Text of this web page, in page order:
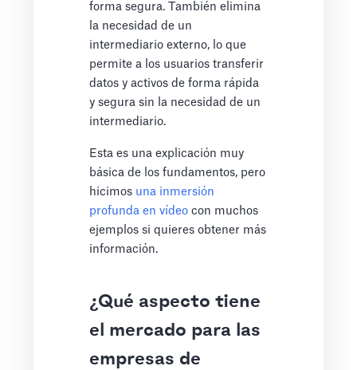
forma segura. También elimina
la necesidad de un
intermediario externo, lo que
permite a los usuarios transferir
datos y activos de forma rápida
y segura sin la necesidad de un
intermediario.
Esta es una explicación muy
básica de los fundamentos, pero
hicimos una inmersión
profunda en vídeo con muchos
ejemplos si quieres obtener más
información.
¿Qué aspecto tiene
el mercado para las
empresas de